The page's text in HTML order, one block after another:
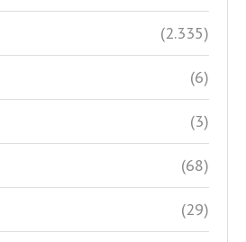
(2.335)
(6)
(3)
(68)
(29)